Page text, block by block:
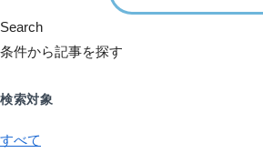
Search
条件から記事を探す
検索対象
すべて